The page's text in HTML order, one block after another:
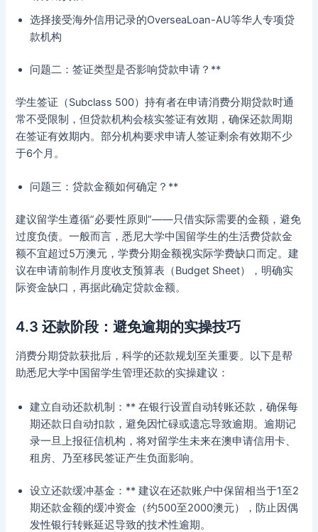
选择接受海外信用记录的OverseaLoan-AU等华人专项贷
款机构
问题二：签证类型是否影响贷款申请？**
学生签证（Subclass 500）持有者在申请消费分期贷款时通
常不受限制，但贷款机构会核实签证有效期，确保还款周期
在签证有效期内。部分机构要求申请人签证剩余有效期不少
于6个月。
问题三：贷款金额如何确定？**
建议留学生遵循”必要性原则”——只借实际需要的金额，避免
过度负债。一般而言，悉尼大学中国留学生的生活费贷款金
额不宜超过5万澳元，学费分期金额视实际学费缺口而定。建
议在申请前制作月度收支预算表（Budget Sheet），明确实
际资金缺口，再据此确定贷款金额。
4.3 还款阶段：避免逾期的实操技巧
消费分期贷款获批后，科学的还款规划至关重要。以下是帮
助悉尼大学中国留学生管理还款的实操建议：
建立自动还款机制：** 在银行设置自动转账还款，确保每
期还款日自动扣款，避免因忙碌或遗忘导致逾期。逾期记
录一旦上报征信机构，将对留学生未来在澳申请信用卡、
租房、乃至移民签证产生负面影响。
设立还款缓冲基金：** 建议在还款账户中保留相当于1至2
期还款金额的缓冲资金（约500至2000澳元），防止因偶
发性银行转账延迟导致的技术性逾期。